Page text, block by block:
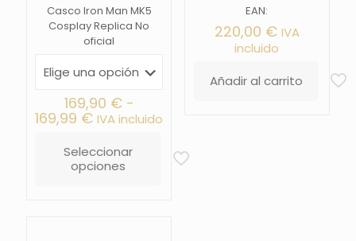
Casco Iron Man MK5
Cosplay Replica No
oficial
169,90 € -
169,99 €Rango
precios:
desde
IVA incluido
Seleccionar
opciones
EAN:
220,00 € IVA
incluido
Añadir al carrito